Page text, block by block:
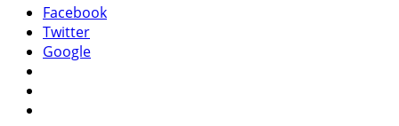
Facebook
Twitter
Google